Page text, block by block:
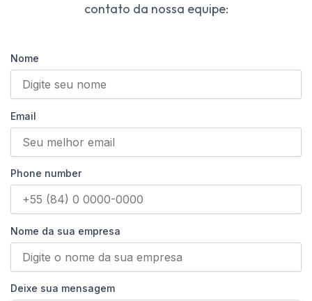
contato da nossa equipe:
Nome
Email
Phone number
Nome da sua empresa
Deixe sua mensagem